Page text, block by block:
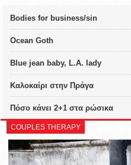
Bodies for business/sin
Ocean Goth
Blue jean baby, L.A. lady
Καλοκαίρι στην Πράγα
Πόσο κάνει 2+1 στα ρώσικα
COUPLES THERAPY